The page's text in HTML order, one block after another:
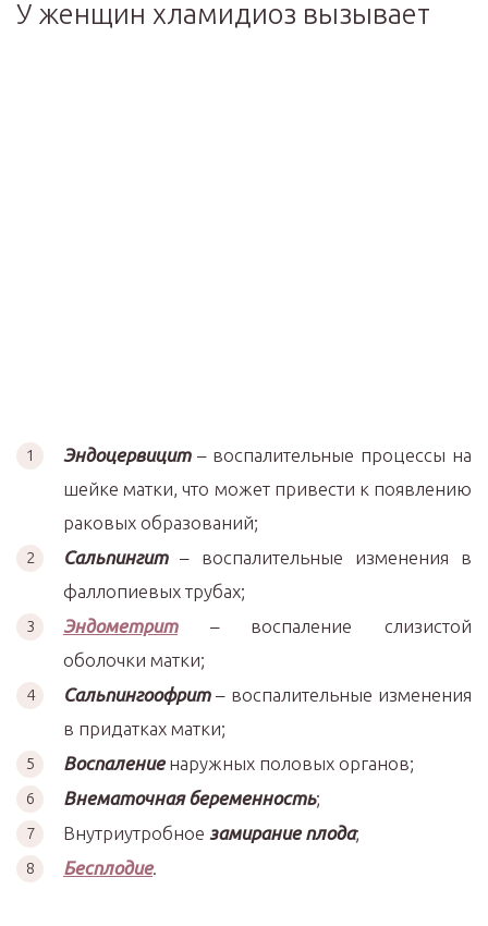
У женщин хламидиоз вызывает
Эндоцервицит– воспалительные процессы на
шейке матки, что может привести к появлению
раковых образований;
Сальпингит – воспалительные изменения в
фаллопиевых трубах;
Эндометрит– воспаление слизистой
оболочки матки;
Сальпингоофрит– воспалительные изменения
в придатках матки;
Воспаление наружных половых органов;
Внематочная беременность;
Внутриутробное замирание плода;
Бесплодие.